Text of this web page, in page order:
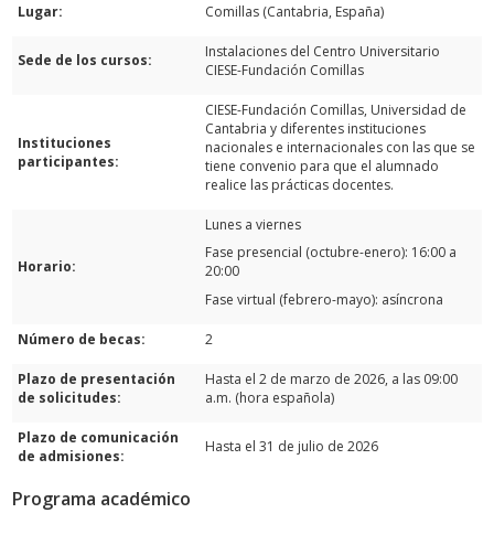
Lugar: Comillas (Cantabria, España)
Sede de los cursos:
Instalaciones del Centro Universitario
CIESE-Fundación Comillas
Instituciones
participantes:
CIESE-Fundación Comillas, Universidad de
Cantabria y diferentes instituciones
nacionales e internacionales con las que se
tiene convenio para que el alumnado
realice las prácticas docentes.
Horario:
Lunes a viernes
Fase presencial (octubre-enero): 16:00 a
20:00
Fase virtual (febrero-mayo): asíncrona
Número de becas: 2
Plazo de presentación
de solicitudes:
Hasta el 2 de marzo de 2026, a las 09:00
a.m. (hora española)
Plazo de comunicación
de admisiones:
Hasta el 31 de julio de 2026
Programa académico